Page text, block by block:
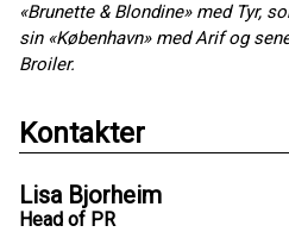
«Brunette & Blondine» med Tyr,
sin «København» med Arif og
Broiler.
Kontakter
Lisa Bjorheim
Head of PR